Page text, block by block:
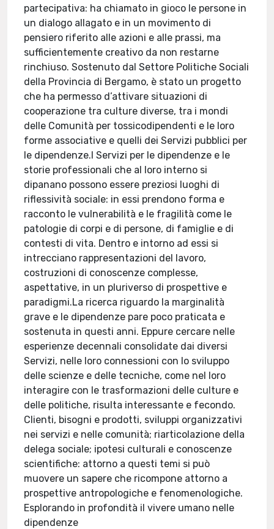
partecipativa: ha chiamato in gioco le persone in
un dialogo allagato e in un movimento di
pensiero riferito alle azioni e alle prassi, ma
sufficientemente creativo da non restarne
rinchiuso. Sostenuto dal Settore Politiche Sociali
della Provincia di Bergamo, è stato un progetto
che ha permesso d’attivare situazioni di
cooperazione tra culture diverse, tra i mondi
delle Comunità per tossicodipendenti e le loro
forme associative e quelli dei Servizi pubblici per
le dipendenze.I Servizi per le dipendenze e le
storie professionali che al loro interno si
dipanano possono essere preziosi luoghi di
riflessività sociale: in essi prendono forma e
racconto le vulnerabilità e le fragilità come le
patologie di corpi e di persone, di famiglie e di
contesti di vita. Dentro e intorno ad essi si
intrecciano rappresentazioni del lavoro,
costruzioni di conoscenze complesse,
aspettative, in un pluriverso di prospettive e
paradigmi.La ricerca riguardo la marginalità
grave e le dipendenze pare poco praticata e
sostenuta in questi anni. Eppure cercare nelle
esperienze decennali consolidate dai diversi
Servizi, nelle loro connessioni con lo sviluppo
delle scienze e delle tecniche, come nel loro
interagire con le trasformazioni delle culture e
delle politiche, risulta interessante e fecondo.
Clienti, bisogni e prodotti, sviluppi organizzativi
nei servizi e nelle comunità; riarticolazione della
delega sociale; ipotesi culturali e conoscenze
scientifiche: attorno a questi temi si può
muovere un sapere che ricompone attorno a
prospettive antropologiche e fenomenologiche.
Esplorando in profondità il vivere umano nelle
dipendenze